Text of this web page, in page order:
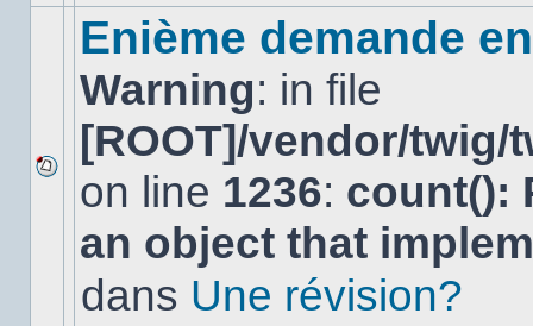
Aucun
nouveau
message
non-
dans
Enième demande
Warning: in file
[ROOT]/vendor/
on line 1236: count():
an object that
dans Une révision?